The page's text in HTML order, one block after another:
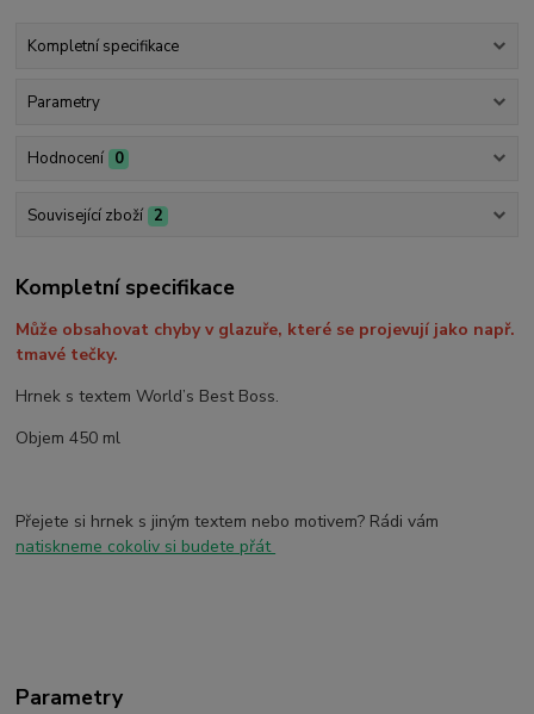
Kompletní specifikace
Parametry
Hodnocení 0
Související zboží 2
Kompletní specifikace
Může obsahovat chyby v glazuře, které se projevují jako např.
tmavé tečky.
Hrnek s textem World’s Best Boss.
Objem 450 ml
Přejete si hrnek s jiným textem nebo motivem? Rádi vám
natiskneme cokoliv si budete přát
Parametry